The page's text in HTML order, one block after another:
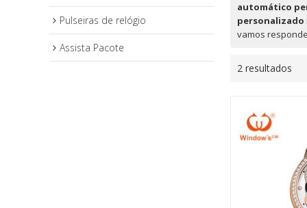
Pulseiras de relógio
Assista Pacote
automático
personalizado
vamos
2 resultados